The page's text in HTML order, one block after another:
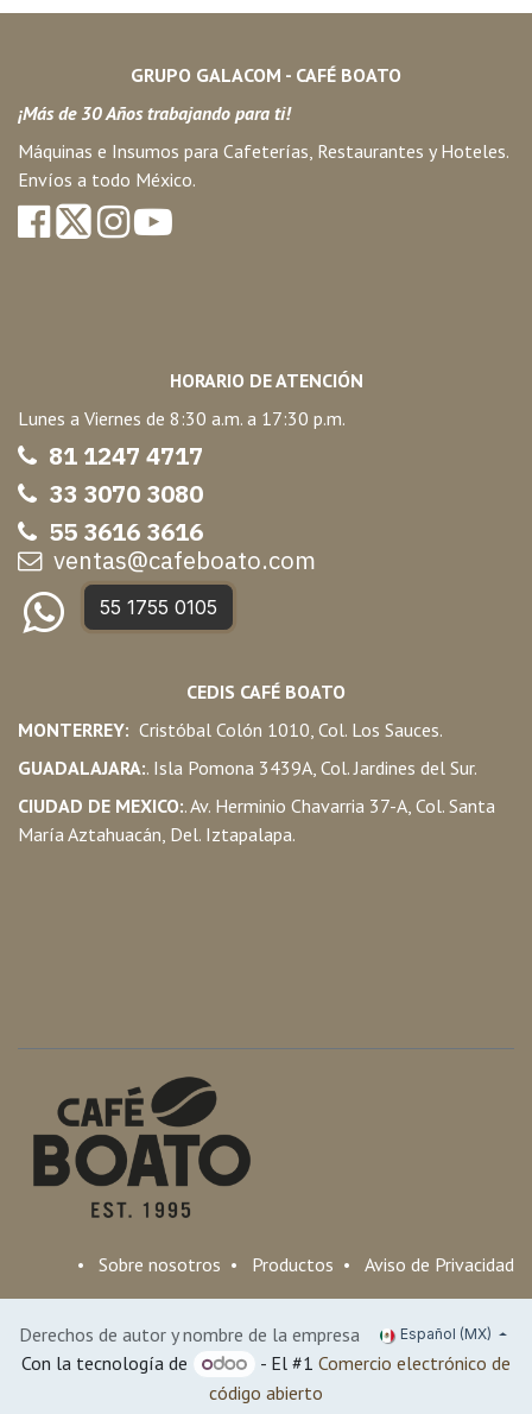
GRUPO GALACOM - CAFÉ BOATO
¡Más de 30 Años trabajando para ti!
Máquinas e Insumos para Cafeterías, Restaurantes y Hoteles.
Envíos a todo México.
HORARIO DE ATENCIÓN
Lunes a Viernes de 8:30 a.m. a 17:30 p.m.
81 1247 4717
33 3070 3080
55 3616 3616
ventas@cafeboato.com
55 1755 0105
CEDIS CAFÉ BOATO
MONTERREY: Cristóbal Colón 1010, Col. Los Sauces.
GUADALAJARA:. Isla Pomona 3439A, Col. Jardines del Sur.
CIUDAD DE MEXICO:. Av. Herminio Chavarria 37-A, Col. Santa
María Aztahuacán, Del. Iztapalapa.
• Sobre nosotros • Productos • Aviso de Privacidad
Derechos de autor y nombre de la empresa Español (MX)
Con la tecnología de - El #1Comercio electrónico de
código abierto